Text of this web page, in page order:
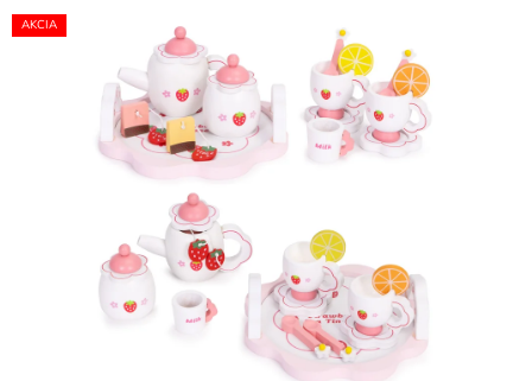
produktu
AKCIA